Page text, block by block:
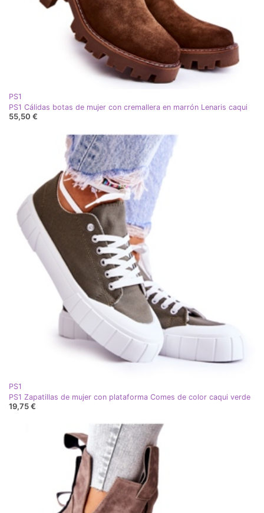
PS1
PS1 Cálidas botas de mujer con cremallera en marrón Lenaris caqui
55,50 €
PS1
PS1 Zapatillas de mujer con plataforma Comes de color caqui verde
19,75 €